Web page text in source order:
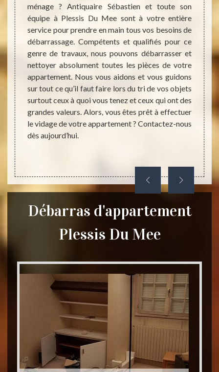
le
ménage ? Antiquaire Sébastien et toute son
équipe à Plessis Du Mee sont à votre entière
service pour prendre en main tous vos besoins de
débarrassage. Compétents et qualifiés pour ce
genre de travaux, nous pouvons débarrasser et
nettoyer absolument toutes les pièces de votre
appartement. Nous vous aidons et vous guidons
sur tout ce qu’il faut faire lors du tri de vos objets
surtout ceux à quoi vous tenez et ceux qui ont des
grandes valeurs. Alors, vous êtes prêt à effectuer
le vidage de votre appartement ? Contactez-nous
dès aujourd’hui.
idée
vrai
des
tous
Débarras d'appartement
Plessis Du Mee